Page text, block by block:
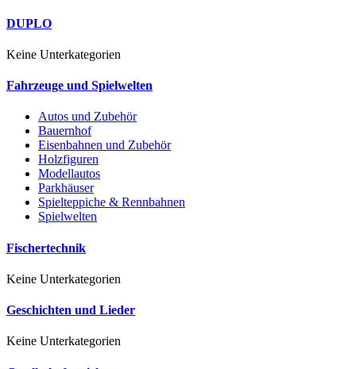
DUPLO
Keine Unterkategorien
Fahrzeuge und Spielwelten
Autos und Zubehör
Bauernhof
Eisenbahnen und Zubehör
Holzfiguren
Modellautos
Parkhäuser
Spielteppiche & Rennbahnen
Spielwelten
Fischertechnik
Keine Unterkategorien
Geschichten und Lieder
Keine Unterkategorien